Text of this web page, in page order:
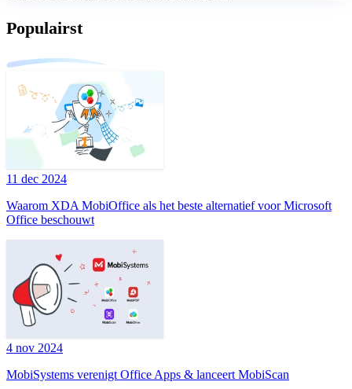
Populairst
11 dec 2024
Waarom XDA MobiOffice als het beste alternatief voor Microsoft
Office beschouwt
4 nov 2024
MobiSystems verenigt Office Apps & lanceert MobiScan